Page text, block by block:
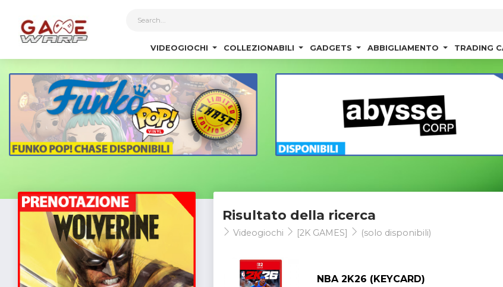
VIDEOGIOCHI COLLEZIONABILI GADGETS ABBIGLIAMENTO TRADING
Risultato della ricerca
Videogiochi [2K GAMES] (solo disponibili)
NBA 2K26 (KEYCARD)